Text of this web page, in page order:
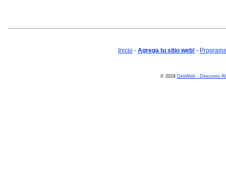
Inicio - Agrega tu sitio web! -
© 2024 DireWeb - Directorio